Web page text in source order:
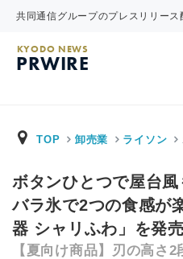
共同通信グループのプレスリリース
KYODO NEWS
PRWIRE
TOP 卸売業 ライソン
ボタンひとつで屋台
バラ氷で2つの食感が
器 シャリふわ」を発売
【夏向け商品】刃の高さ